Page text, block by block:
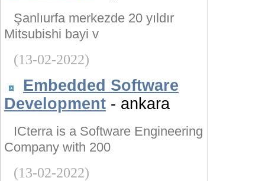
Şanlıurfa merkezde 20 yıldır
Mitsubishi bayi v
(13-02-2022)
Embedded Software
Development - ankara
ICterra is a Software Engineering
Company with 200
(13-02-2022)